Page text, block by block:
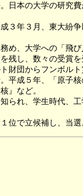
日本の大学の研究
年３月、東大紛
、大学への「飛び
し、数々の受賞
財団からフンボル
平成５年、「原子
』など。
れ、学生時代、
で立候補し、当選